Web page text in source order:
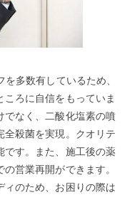
多数有しているため、
ろに自信をもっていま
でなく、二酸化塩素の噴
全殺菌を実現。クオリテ
です。また、施工後の薬
営業再開ができます。
ィのため、お困りの際は